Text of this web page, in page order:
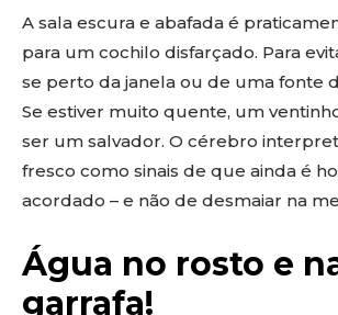
A sala escura e abafada é
para um cochilo disfarçado. Para
se perto da janela ou de uma fonte
Se estiver muito quente, um
ser um salvador. O cérebro
fresco como sinais de que ainda é
acordado – e não de desmaiar na
Água no rosto e
garrafa!